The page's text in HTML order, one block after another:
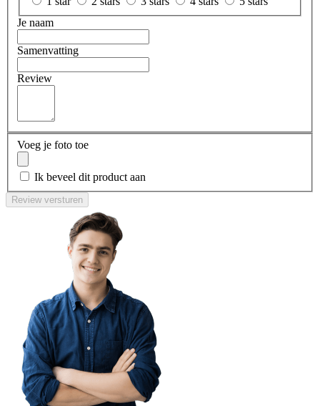
Je naam
Samenvatting
Review
Voeg je foto toe
Ik beveel dit product aan
Review versturen